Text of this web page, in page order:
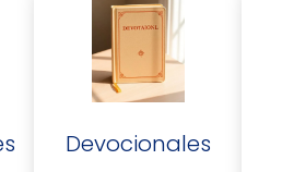
Devocionales